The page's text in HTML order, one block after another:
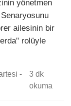
yönetmen
ailesinin bir
rolüyle
-
3 dk
okuma